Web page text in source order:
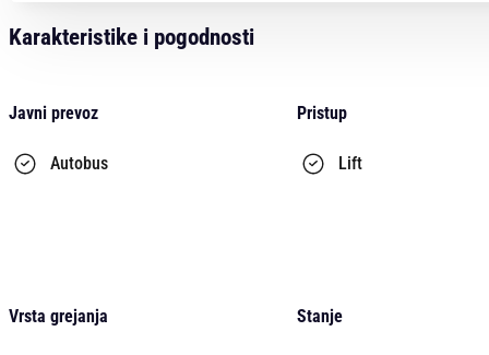
Karakteristike i pogodnosti
Javni prevoz
Autobus
Pristup
Lift
Vrsta grejanja Stanje